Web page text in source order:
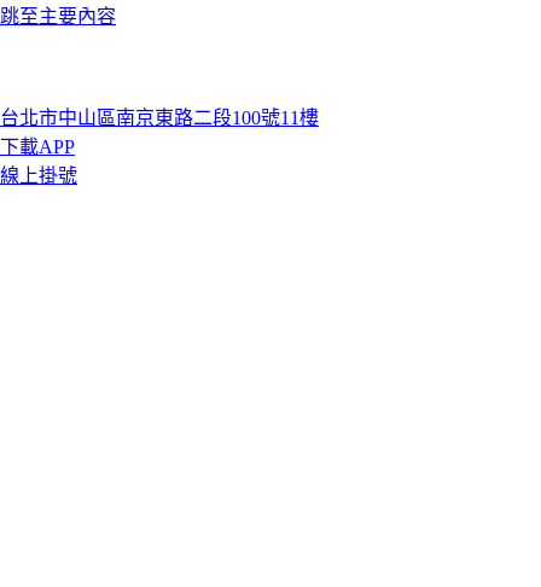
跳至主要內容
台北市中山區南京東路二段100號11樓
下載APP
線上掛號